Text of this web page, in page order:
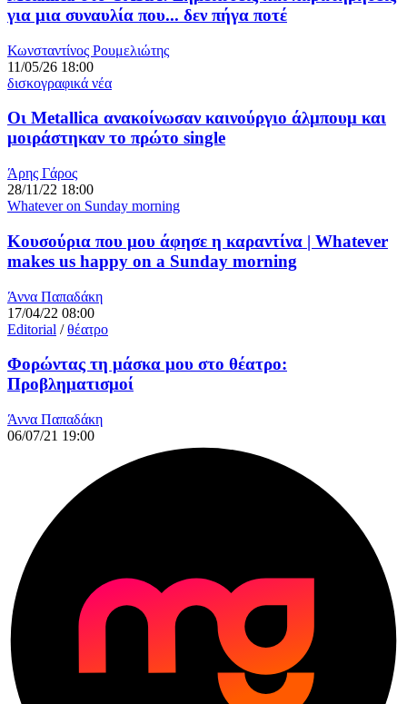
για μια συναυλία που... δεν πήγα ποτέ
Κωνσταντίνος Ρουμελιώτης
11/05/26 18:00
δισκογραφικά νέα
Οι Metallica ανακοίνωσαν καινούργιο άλμπουμ και
μοιράστηκαν το πρώτο single
Άρης Γάρος
28/11/22 18:00
Whatever on Sunday morning
Κουσούρια που μου άφησε η καραντίνα | Whatever
makes us happy on a Sunday morning
Άννα Παπαδάκη
17/04/22 08:00
Editorial /θέατρο
Φορώντας τη μάσκα μου στο θέατρο:
Προβληματισμοί
Άννα Παπαδάκη
06/07/21 19:00